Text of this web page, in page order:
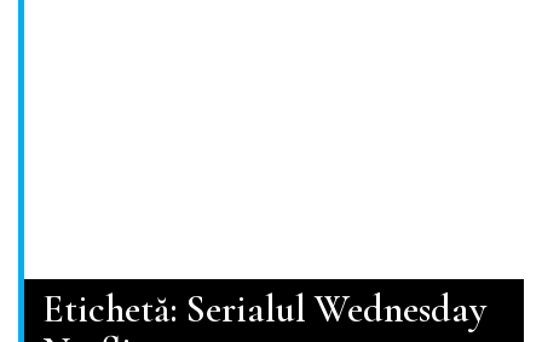
Etichetă: Serialul Wednesday